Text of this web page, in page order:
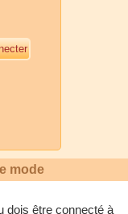
mode
dois être connecté à